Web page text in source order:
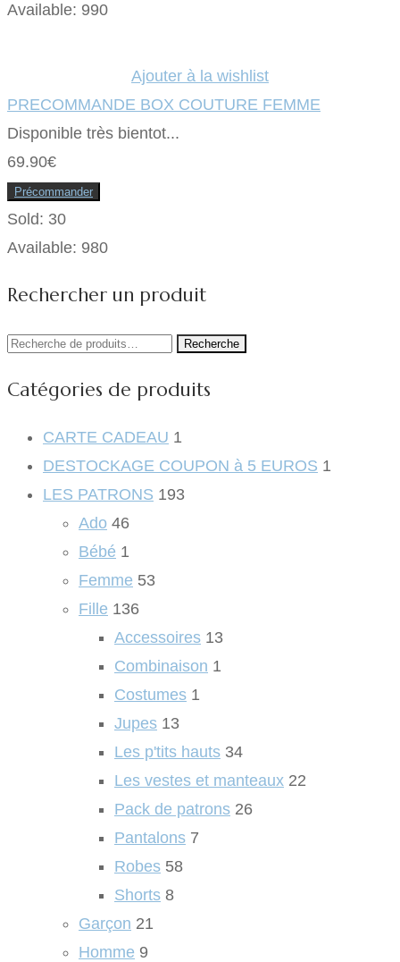
Available: 990
Ajouter à la wishlist
PRECOMMANDE BOX COUTURE FEMME
Disponible très bientot...
69.90€
Précommander
Sold: 30
Available: 980
Rechercher un produit
Recherche
Recherche
Catégories de produits
CARTE CADEAU 1
DESTOCKAGE COUPON à 5 EUROS 1
LES PATRONS 193
Ado 46
Bébé 1
Femme 53
Fille 136
Accessoires 13
Combinaison 1
Costumes 1
Jupes 13
Les p'tits hauts 34
Les vestes et manteaux 22
Pack de patrons 26
Pantalons 7
Robes 58
Shorts 8
Garçon 21
Homme 9